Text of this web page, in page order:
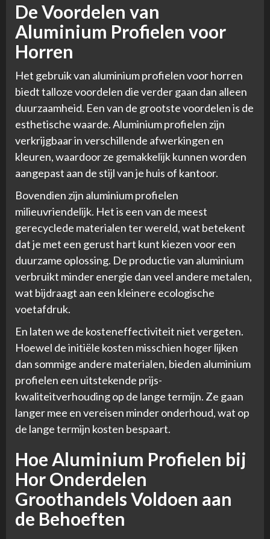
De Voordelen van
Aluminium Profielen voor
Horren
Het gebruik van aluminium profielen voor horren
biedt talloze voordelen die verder gaan dan alleen
duurzaamheid. Een van de grootste voordelen is de
esthetische waarde. Aluminium profielen zijn
verkrijgbaar in verschillende afwerkingen en
kleuren, waardoor ze gemakkelijk kunnen worden
aangepast aan de stijl van je huis of kantoor.
Bovendien zijn aluminium profielen
milieuvriendelijk. Het is een van de meest
gerecyclede materialen ter wereld, wat betekent
dat je met een gerust hart kunt kiezen voor een
duurzame oplossing. De productie van aluminium
verbruikt minder energie dan veel andere metalen,
wat bijdraagt aan een kleinere ecologische
voetafdruk.
En laten we de kosteneffectiviteit niet vergeten.
Hoewel de initiële kosten misschien hoger lijken
dan sommige andere materialen, bieden aluminium
profielen een uitstekende prijs-
kwaliteitverhouding op de lange termijn. Ze gaan
langer mee en vereisen minder onderhoud, wat op
de lange termijn kosten bespaart.
Hoe Aluminium Profielen bij
Hor Onderdelen
Groothandels Voldoen aan
de Behoeften